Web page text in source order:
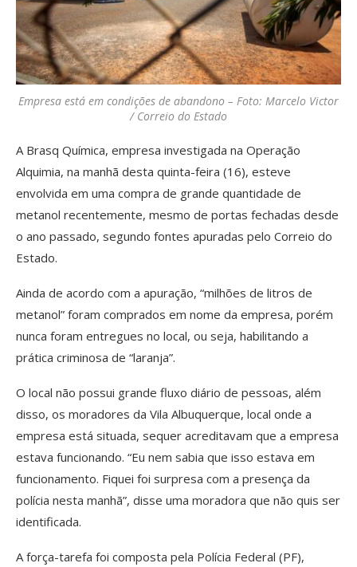
Empresa está em condições de abandono – Foto: Marcelo Victor
/ Correio do Estado
A Brasq Química, empresa investigada na Operação
Alquimia, na manhã desta quinta-feira (16), esteve
envolvida em uma compra de grande quantidade de
metanol recentemente, mesmo de portas fechadas desde
o ano passado, segundo fontes apuradas pelo Correio do
Estado.
Ainda de acordo com a apuração, “milhões de litros de
metanol” foram comprados em nome da empresa, porém
nunca foram entregues no local, ou seja, habilitando a
prática criminosa de “laranja”.
O local não possui grande fluxo diário de pessoas, além
disso, os moradores da Vila Albuquerque, local onde a
empresa está situada, sequer acreditavam que a empresa
estava funcionando. “Eu nem sabia que isso estava em
funcionamento. Fiquei foi surpresa com a presença da
polícia nesta manhã”, disse uma moradora que não quis ser
identificada.
A força-tarefa foi composta pela Polícia Federal (PF),